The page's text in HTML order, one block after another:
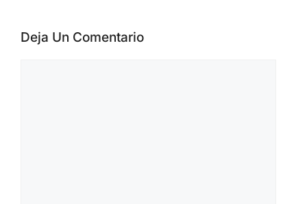
Deja Un Comentario